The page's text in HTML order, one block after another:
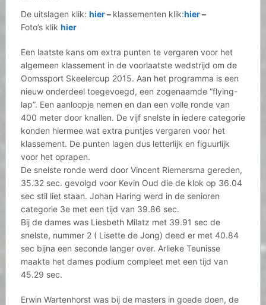
De uitslagen klik: hier– klassementen klik:hier–
Foto’s klik hier
Een laatste kans om extra punten te vergaren voor het
algemeen klassement in de voorlaatste wedstrijd om de
Oomssport Skeelercup 2015. Aan het programma is een
nieuw onderdeel toegevoegd, een zogenaamde “flying-
lap”. Een aanloopje nemen en dan een volle ronde van
400 meter door knallen. De vijf snelste in iedere categorie
konden hiermee wat extra puntjes vergaren voor het
klassement. De punten lagen dus letterlijk en figuurlijk
voor het oprapen.
De snelste ronde werd door Vincent Riemersma gereden,
35.32 sec. gevolgd voor Kevin Oud die de klok op 36.04
sec stil liet staan. Johan Haring werd in de senioren
categorie 3e met een tijd van 39.86 sec.
Bij de dames was Liesbeth Milatz met 39.91 sec de
snelste, nummer 2 ( Lisette de Jong) deed er met 40.84
sec bijna een seconde langer over. Arlieke Teunisse
maakte het dames podium compleet met een tijd van
45.29 sec.
Erwin Wartenhorst was bij de masters in goede doen, de